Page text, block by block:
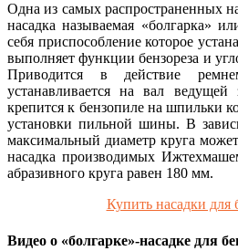
Одна из самых распространенных
насадка называемая «болгарка»
себя приспособление которое
выполняет функции бензореза и
Приводится в действие
устанавливается на вал ведущей
крепится к бензопиле на шпильки
установки пильной шины. В
максимальный диаметр круга
насадка производимых
абразивного круга равен 180 мм.
Купить насадки для
Видео о «болгарке»-насадке для